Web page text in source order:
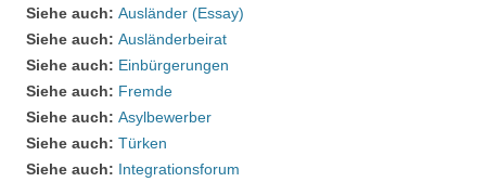
Siehe auch: Ausländer (Essay)
Siehe auch: Ausländerbeirat
Siehe auch: Einbürgerungen
Siehe auch: Fremde
Siehe auch: Asylbewerber
Siehe auch: Türken
Siehe auch: Integrationsforum